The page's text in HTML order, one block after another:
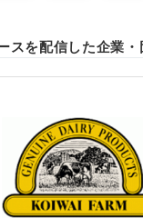
スを配信した企業・